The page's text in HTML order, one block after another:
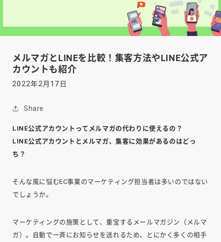
メルマガとLINEを比較！集客方法やLINE公式ア
カウントも紹介
2022年2月17日
Share
LINE公式アカウントってメルマガの代わりに使えるの？
LINE公式アカウントとメルマガ、集客に効果があるのはどっ
ち？
そんな風に悩むEC事業のマーケティング担当者は多いのではない
でしょうか。
マーケティングの施策として、重宝するメールマガジン（メルマ
ガ）。自動で一斉にお知らせを送れるため、とにかく多くの相手